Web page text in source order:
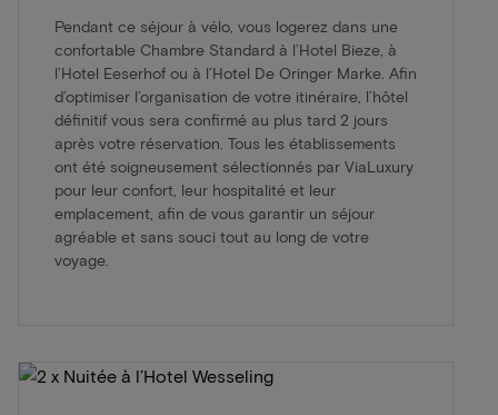
Pendant ce séjour à vélo, vous logerez dans une
confortable Chambre Standard à l’Hotel Bieze, à
l’Hotel Eeserhof ou à l’Hotel De Oringer Marke. Afin
d’optimiser l’organisation de votre itinéraire, l’hôtel
définitif vous sera confirmé au plus tard 2 jours
après votre réservation. Tous les établissements
ont été soigneusement sélectionnés par ViaLuxury
pour leur confort, leur hospitalité et leur
emplacement, afin de vous garantir un séjour
agréable et sans souci tout au long de votre
voyage.